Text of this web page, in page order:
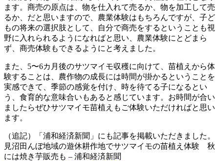
ます。商売の原点は、物を仕入れて売るか、物を加工して売
るか、だと思いますので、農業体験はもちろんですが、子ど
もの将来の選択肢として、自分で商売をするということも視
野に入れられるようになればと思い、農業体験にとどまら
ず、商売体験もできるようにと考えました。
また、5〜6カ月後のサツマイモ収穫に向けて、苗植えから体
験することは、農作物の成長には時間が掛かるということを
実感できて、季節の感覚を付け、時を待てる子になるとい
う、食育的な意味合いもあると感じています。お時間が合い
ましたらぜひサツマイモ苗植えもご体験いただければと思い
ます。
（追記）「浦和経済新聞」にも記事を掲載いただきました。
見沼田んぼ地域の遊休耕作地でサツマイモの苗植え体験 秋
には焼き芋販売も – 浦和経済新聞